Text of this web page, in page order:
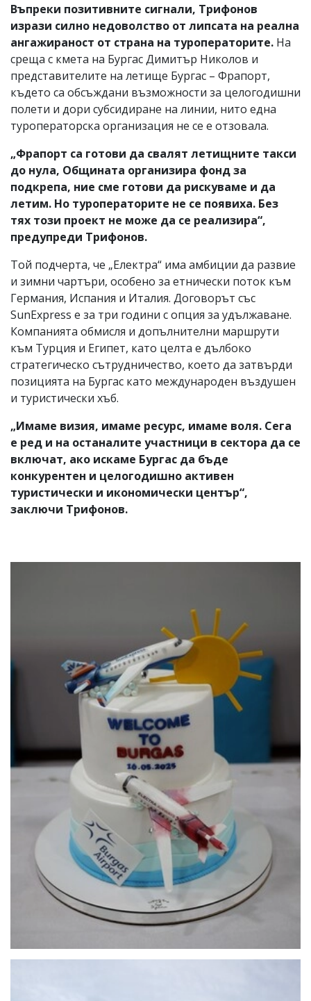
Въпреки позитивните сигнали, Трифонов
изрази силно недоволство от липсата на реална
ангажираност от страна на туроператорите. На
среща с кмета на Бургас Димитър Николов и
представителите на летище Бургас – Фрапорт,
където са обсъждани възможности за целогодишни
полети и дори субсидиране на линии, нито една
туроператорска организация не се е отзовала.
„Фрапорт са готови да свалят летищните такси
до нула, Общината организира фонд за
подкрепа, ние сме готови да рискуваме и да
летим. Но туроператорите не се появиха. Без
тях този проект не може да се реализира“,
предупреди Трифонов.
Той подчерта, че „Електра“ има амбиции да развие
и зимни чартъри, особено за етнически поток към
Германия, Испания и Италия. Договорът със
SunExpress е за три години с опция за удължаване.
Компанията обмисля и допълнителни маршрути
към Турция и Египет, като целта е дълбоко
стратегическо сътрудничество, което да затвърди
позицията на Бургас като международен въздушен
и туристически хъб.
„Имаме визия, имаме ресурс, имаме воля. Сега
е ред и на останалите участници в сектора да се
включат, ако искаме Бургас да бъде
конкурентен и целогодишно активен
туристически и икономически център“,
заключи Трифонов.